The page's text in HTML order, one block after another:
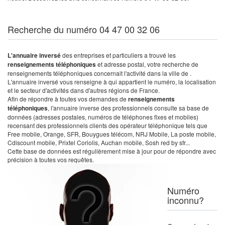
Recherche du numéro 04 47 00 32 06
L'annuaire inversédes entreprises et particuliers a trouvé les
renseignements téléphoniqueset adresse postal, votre recherche de
renseignements téléphoniques concernait l'activité dans la ville de .
L'annuaire inversé vous renseigne à qui appartient le numéro, la localisation
et le secteur d'activités dans d'autres régions de France.
Afin de répondre à toutes vos demandes de renseignements
téléphoniques, l'annuaire inverse des professionnels consulte sa base de
données (adresses postales, numéros de téléphones fixes et mobiles)
recensant des professionnels clients des opérateur téléphonique tels que
Free mobile, Orange, SFR, Bouygues télécom, NRJ Mobile, La poste mobile,
Cdiscount mobile, Prixtel Coriolis, Auchan mobile, Sosh red by sfr...
Cette base de données est régulièrement mise à jour pour de répondre avec
précision à toutes vos requêtes.
Numéro
inconnu?